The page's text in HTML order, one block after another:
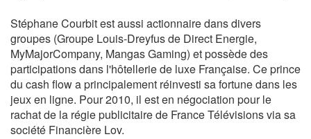
Stéphane Courbit est aussi actionnaire dans divers
groupes (Groupe Louis-Dreyfus de Direct Energie,
MyMajorCompany, Mangas Gaming) et possède des
participations dans l'hôtellerie de luxe Française. Ce prince
du cash flow a principalement réinvesti sa fortune dans les
jeux en ligne. Pour 2010, il est en négociation pour le
rachat de la régie publicitaire de France Télévisions via sa
société Financière Lov.